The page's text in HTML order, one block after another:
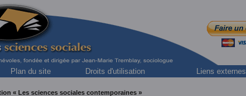
Plan du site Droits d'utilisation Liens externes
« Les sciences sociales contemporaines »